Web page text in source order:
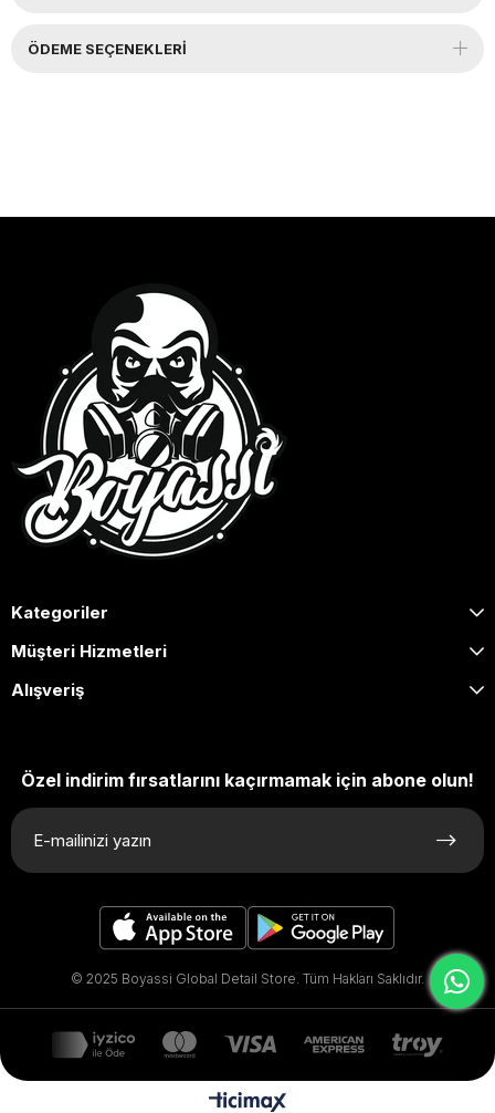
ÖDEME SEÇENEKLERI
Kategoriler
Müşteri Hizmetleri
Alışveriş
Özel indirim fırsatlarını kaçırmamak için abone olun!
© 2025 Boyassi Global Detail Store. Tüm Hakları Saklıdır.